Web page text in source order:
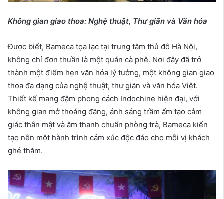
Không gian giao thoa: Nghệ thuật, Thư giãn và Văn hóa
Được biết, Bameca tọa lạc tại trung tâm thủ đô Hà Nội,
không chỉ đơn thuần là một quán cà phê. Nơi đây đã trở
thành một điểm hẹn văn hóa lý tưởng, một không gian giao
thoa đa dạng của nghệ thuật, thư giãn và văn hóa Việt.
Thiết kế mang đậm phong cách Indochine hiện đại, với
không gian mở thoáng đãng, ánh sáng trầm ấm tạo cảm
giác thân mật và âm thanh chuẩn phòng trà, Bameca kiến
tạo nên một hành trình cảm xúc độc đáo cho mỗi vị khách
ghé thăm.